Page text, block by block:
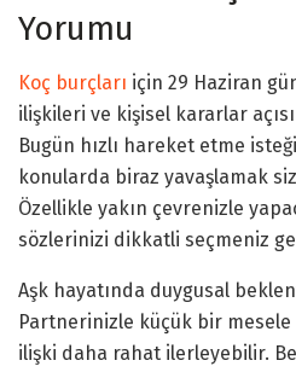
Yorumu
Koç burçları için 29 Haziran
ilişkileri ve kişisel kararlar
Bugün hızlı hareket etme
konularda biraz yavaşlamak
Özellikle yakın çevrenizle
sözlerinizi dikkatli seçmeniz
Aşk hayatında duygusal
Partnerinizle küçük bir
ilişki daha rahat ilerleyebilir.